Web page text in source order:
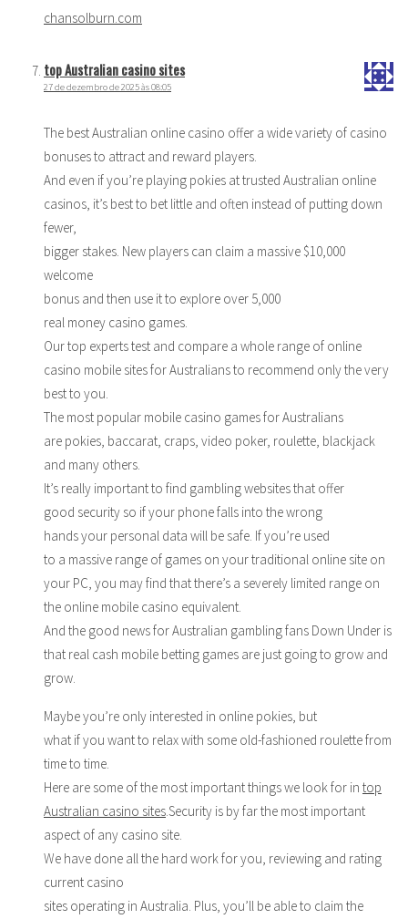
chansolburn.com
top Australian casino sites
27 de dezembro de 2025 às 08:05
The best Australian online casino offer a wide variety of casino
bonuses to attract and reward players.
And even if you’re playing pokies at trusted Australian online
casinos, it’s best to bet little and often instead of putting down
fewer,
bigger stakes. New players can claim a massive $10,000
welcome
bonus and then use it to explore over 5,000
real money casino games.
Our top experts test and compare a whole range of online
casino mobile sites for Australians to recommend only the very
best to you.
The most popular mobile casino games for Australians
are pokies, baccarat, craps, video poker, roulette, blackjack
and many others.
It’s really important to find gambling websites that offer
good security so if your phone falls into the wrong
hands your personal data will be safe. If you’re used
to a massive range of games on your traditional online site on
your PC, you may find that there’s a severely limited range on
the online mobile casino equivalent.
And the good news for Australian gambling fans Down Under is
that real cash mobile betting games are just going to grow and
grow.
Maybe you’re only interested in online pokies, but
what if you want to relax with some old-fashioned roulette from
time to time.
Here are some of the most important things we look for in top
Australian casino sites.Security is by far the most important
aspect of any casino site.
We have done all the hard work for you, reviewing and rating
current casino
sites operating in Australia. Plus, you’ll be able to claim the